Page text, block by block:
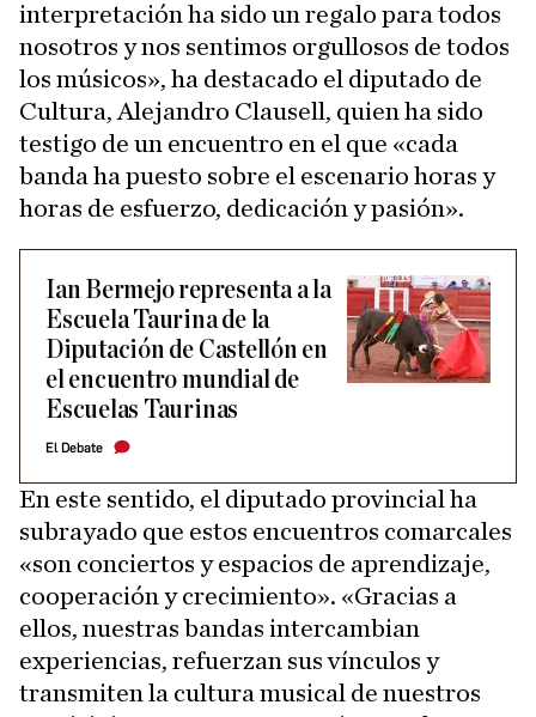
interpretación ha sido un regalo para todos
nosotros y nos sentimos orgullosos de todos
los músicos», ha destacado el diputado de
Cultura, Alejandro Clausell, quien ha sido
testigo de un encuentro en el que «cada
banda ha puesto sobre el escenario horas y
horas de esfuerzo, dedicación y pasión».
Ian Bermejo representa a la
Escuela Taurina de la
Diputación de Castellón en
el encuentro mundial de
Escuelas Taurinas
El Debate
En este sentido, el diputado provincial ha
subrayado que estos encuentros comarcales
«son conciertos y espacios de aprendizaje,
cooperación y crecimiento». «Gracias a
ellos, nuestras bandas intercambian
experiencias, refuerzan sus vínculos y
transmiten la cultura musical de nuestros